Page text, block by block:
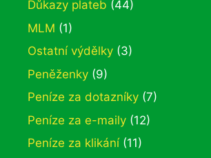
Důkazy plateb (44)
MLM (1)
Ostatní výdělky (3)
Peněženky (9)
Peníze za dotazníky (7)
Peníze za e-maily (12)
Peníze za klikání (11)